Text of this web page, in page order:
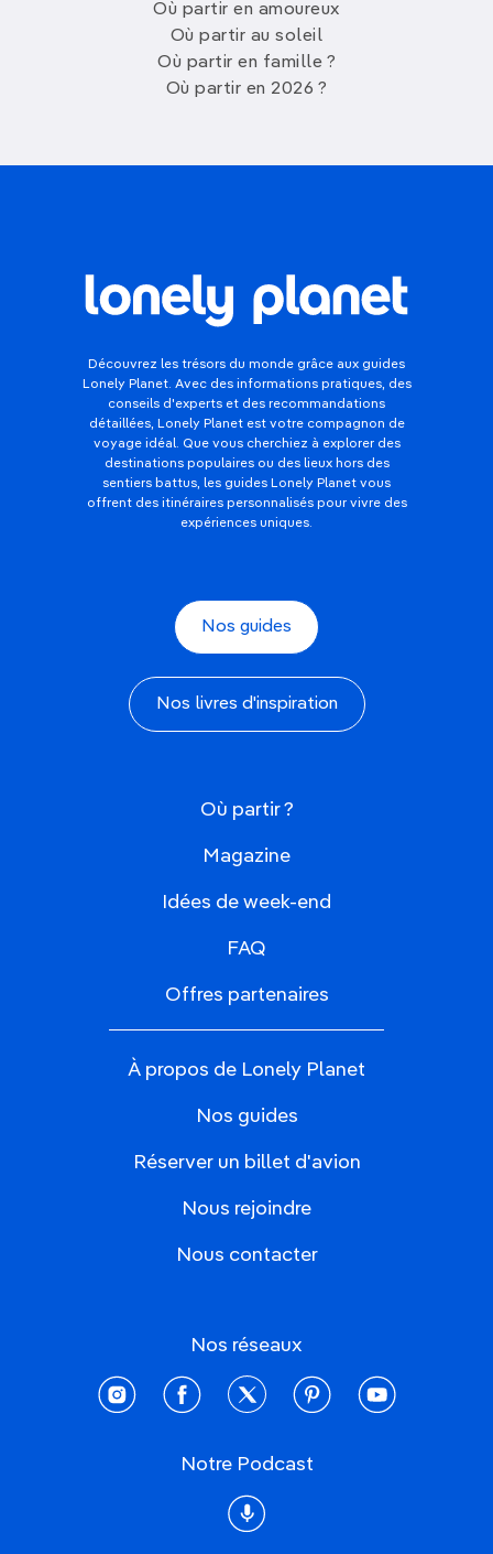
Où partir en amoureux
Où partir au soleil
Où partir en famille ?
Où partir en 2026 ?
Découvrez les trésors du monde grâce aux guides
Lonely Planet. Avec des informations pratiques, des
conseils d'experts et des recommandations
détaillées, Lonely Planet est votre compagnon de
voyage idéal. Que vous cherchiez à explorer des
destinations populaires ou des lieux hors des
sentiers battus, les guides Lonely Planet vous
offrent des itinéraires personnalisés pour vivre des
expériences uniques.
Nos guides
Nos livres d'inspiration
Où partir ?
Magazine
Idées de week-end
FAQ
Offres partenaires
À propos de Lonely Planet
Nos guides
Réserver un billet d'avion
Nous rejoindre
Nous contacter
Nos réseaux
instagramfacebooktwitter pinterestyoutube
Notre Podcast
Podcast